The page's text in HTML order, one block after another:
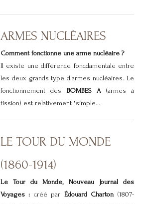
ARMES NUCLÉAIRES
Comment fonctionne une arme nucléaire ?
Il existe une différence foncdamentale entre
les deux grands type d'armes nucléaires. Le
fonctionnement des BOMBES A(armes à
fission) est relativement "simple...
LE TOUR DU MONDE
(1860-1914)
Le Tour du Monde, Nouveau Journal des
Voyages : créé par Édouard Charton (1807-